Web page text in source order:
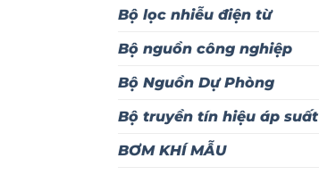
Bộ lọc nhiễu điện từ
Bộ nguồn công nghiệp
Bộ Nguồn Dự Phòng
Bộ truyền tín hiệu áp suất
BƠM KHÍ MẪU